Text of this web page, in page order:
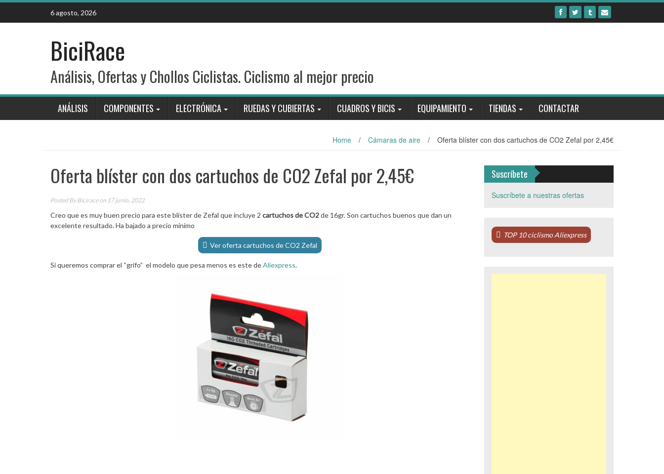
Skip
content
6 agosto, 2026
BiciRace
Análisis, Ofertas y Chollos Ciclistas. Ciclismo al mejor precio
ANÁLISIS COMPONENTES ELECTRÓNICA RUEDAS Y CUBIERTAS CUADROS Y BICIS EQUIPAMIENTO TIENDAS CONTACTAR
Home / Cámaras de aire / Oferta blíster con dos cartuchos de CO2 Zefal por 2,45€
Oferta blíster con dos cartuchos de CO2 Zefal por 2,45€
Posted ByBiciraceon 17 junio, 2022
Creo que es muy buen precio para este blíster de Zefal que incluye 2 cartuchos de CO2de 16gr. Son cartuchos buenos que dan un
excelente resultado. Ha bajado a precio mínimo
Ver oferta cartuchos de CO2 Zefal
Si queremos comprar el “grifo” el modelo que pesa menos es este deAliexpress.
Suscríbete
Suscríbete a nuestras ofertas
TOP 10 ciclismo Aliexpress